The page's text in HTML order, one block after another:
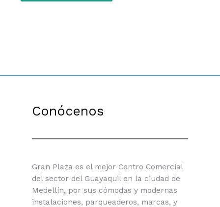
Conócenos
Gran Plaza es el mejor Centro Comercial
del sector del Guayaquil en la ciudad de
Medellín, por sus cómodas y modernas
instalaciones, parqueaderos, marcas, y